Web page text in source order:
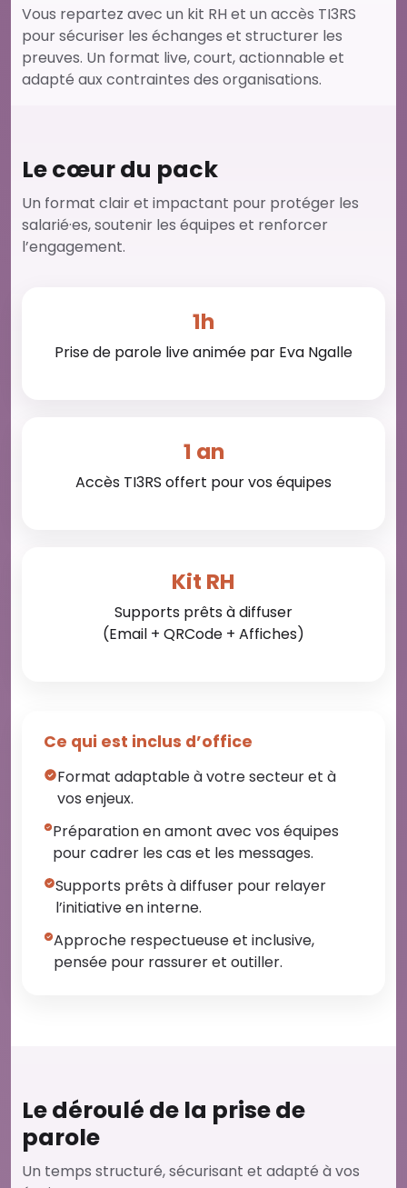
Vous repartez avec un kit RH et un accès TI3RS
pour sécuriser les échanges et structurer les
preuves. Un format live, court, actionnable et
adapté aux contraintes des organisations.
Le cœur du pack
Un format clair et impactant pour protéger les
salarié·es, soutenir les équipes et renforcer
l’engagement.
1h
Prise de parole live animée par Eva Ngalle
1 an
Accès TI3RS offert pour vos équipes
Kit RH
Supports prêts à diffuser
(Email + QRCode + Affiches)
Ce qui est inclus d’office
Format adaptable à votre secteur et à
vos enjeux.
Préparation en amont avec vos équipes
pour cadrer les cas et les messages.
Supports prêts à diffuser pour relayer
l’initiative en interne.
Approche respectueuse et inclusive,
pensée pour rassurer et outiller.
Le déroulé de la prise de
parole
Un temps structuré, sécurisant et adapté à vos